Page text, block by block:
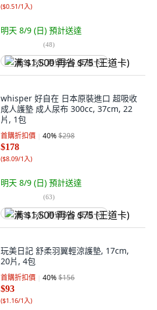
($0.51/1入)
明天 8/9 (日) 預計送達
(48)
满 $1,500 再省 $75 (王道卡)
whisper 好自在 日本原裝進口 超吸收
成人護墊 成人尿布 300cc, 37cm, 22
片, 1包
首購折扣價 40%$298
$178
($8.09/1入)
明天 8/9 (日) 預計送達
(63)
满 $1,500 再省 $75 (王道卡)
玩美日記 舒柔羽翼輕涼護墊, 17cm,
20片, 4包
首購折扣價 40%$156
$93
($1.16/1入)